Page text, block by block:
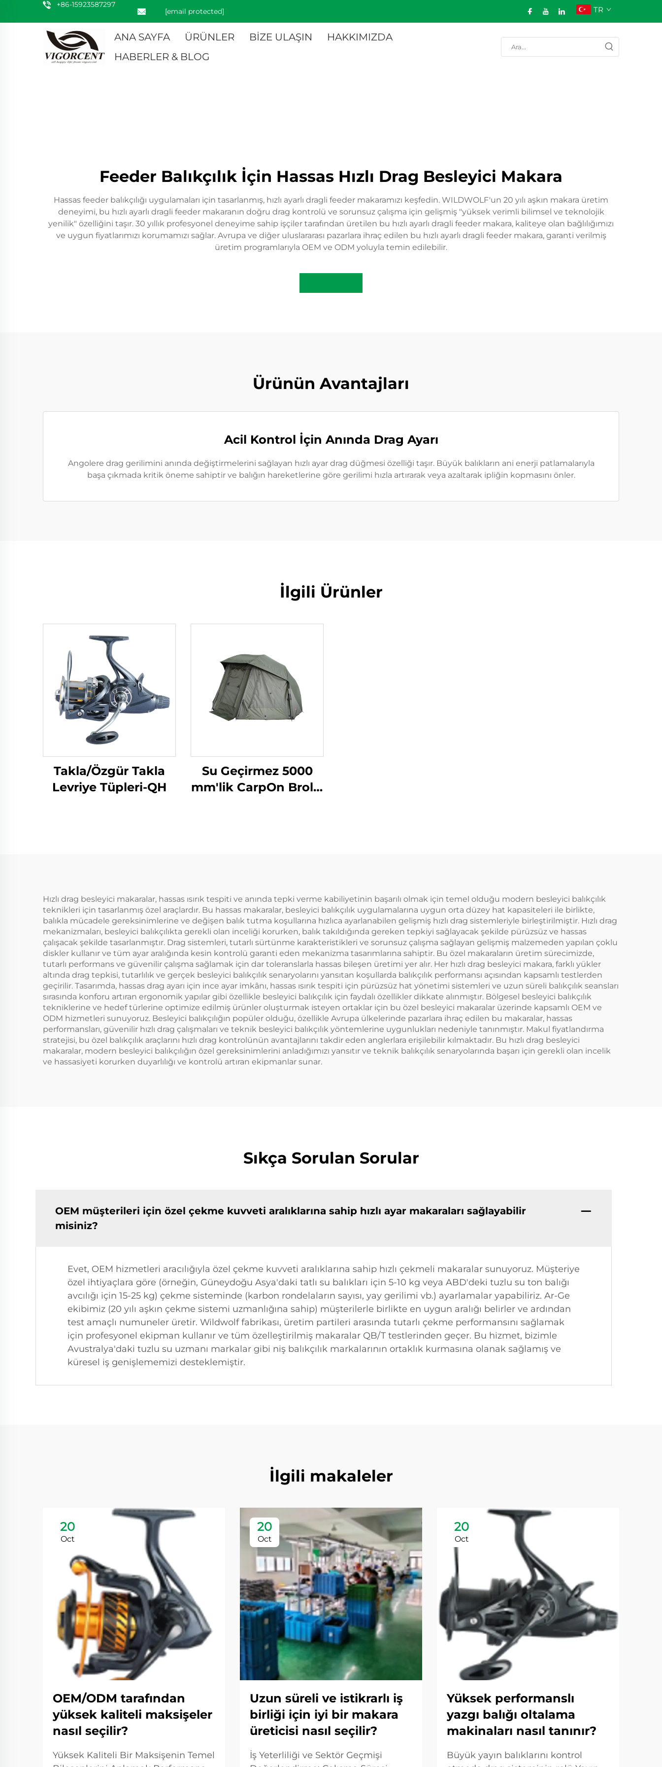
+86-15923587297
[email protected] TR
ANA SAYFA ÜRÜNLER BİZE ULAŞIN
HAKKIMIZDA
HABERLER & BLOG
Feeder Balıkçılık İçin Hassas Hızlı Drag Besleyici Makara
Hassas feeder balıkçılığı uygulamaları için tasarlanmış, hızlı ayarlı dragli feeder makaramızı keşfedin. WILDWOLF'un 20 yılı aşkın makara üretim
deneyimi, bu hızlı ayarlı dragli feeder makaranın doğru drag kontrolü ve sorunsuz çalışma için gelişmiş "yüksek verimli bilimsel ve teknolojik
yenilik" özelliğini taşır. 30 yıllık profesyonel deneyime sahip işçiler tarafından üretilen bu hızlı ayarlı dragli feeder makara, kaliteye olan bağlılığımızı
ve uygun fiyatlarımızı korumamızı sağlar. Avrupa ve diğer uluslararası pazarlara ihraç edilen bu hızlı ayarlı dragli feeder makara, garanti verilmiş
üretim programlarıyla OEM ve ODM yoluyla temin edilebilir.
Ürünün Avantajları
Acil Kontrol İçin Anında Drag Ayarı
Angolere drag gerilimini anında değiştirmelerini sağlayan hızlı ayar drag düğmesi özelliği taşır. Büyük balıkların ani enerji patlamalarıyla
başa çıkmada kritik öneme sahiptir ve balığın hareketlerine göre gerilimi hızla artırarak veya azaltarak ipliğin kopmasını önler.
İlgili Ürünler
Takla/Özgür Takla
Levriye Tüpleri-QH
Su Geçirmez 5000
mm'lik CarpOn Brolly
Hızlı drag besleyici makaralar, hassas ısırık tespiti ve anında tepki verme kabiliyetinin başarılı olmak için temel olduğu modern besleyici balıkçılık
teknikleri için tasarlanmış özel araçlardır. Bu hassas makaralar, besleyici balıkçılık uygulamalarına uygun orta düzey hat kapasiteleri ile birlikte,
balıkla mücadele gereksinimlerine ve değişen balık tutma koşullarına hızlıca ayarlanabilen gelişmiş hızlı drag sistemleriyle birleştirilmiştir. Hızlı drag
mekanizmaları, besleyici balıkçılıkta gerekli olan inceliği korurken, balık takıldığında gereken tepkiyi sağlayacak şekilde pürüzsüz ve hassas
çalışacak şekilde tasarlanmıştır. Drag sistemleri, tutarlı sürtünme karakteristikleri ve sorunsuz çalışma sağlayan gelişmiş malzemeden yapılan çoklu
diskler kullanır ve tüm ayar aralığında kesin kontrolü garanti eden mekanizma tasarımlarına sahiptir. Bu özel makaraların üretim sürecimizde,
tutarlı performans ve güvenilir çalışma sağlamak için dar toleranslarla hassas bileşen üretimi yer alır. Her hızlı drag besleyici makara, farklı yükler
altında drag tepkisi, tutarlılık ve gerçek besleyici balıkçılık senaryolarını yansıtan koşullarda balıkçılık performansı açısından kapsamlı testlerden
geçirilir. Tasarımda, hassas drag ayarı için ince ayar imkânı, hassas ısırık tespiti için pürüzsüz hat yönetimi sistemleri ve uzun süreli balıkçılık seansları
sırasında konforu artıran ergonomik yapılar gibi özellikle besleyici balıkçılık için faydalı özellikler dikkate alınmıştır. Bölgesel besleyici balıkçılık
tekniklerine ve hedef türlerine optimize edilmiş ürünler oluşturmak isteyen ortaklar için bu özel besleyici makaralar üzerinde kapsamlı OEM ve
ODM hizmetleri sunuyoruz. Besleyici balıkçılığın popüler olduğu, özellikle Avrupa ülkelerinde pazarlara ihraç edilen bu makaralar, hassas
performansları, güvenilir hızlı drag çalışmaları ve teknik besleyici balıkçılık yöntemlerine uygunlukları nedeniyle tanınmıştır. Makul fiyatlandırma
stratejisi, bu özel balıkçılık araçlarını hızlı drag kontrolünün avantajlarını takdir eden anglerlara erişilebilir kılmaktadır. Bu hızlı drag besleyici
makaralar, modern besleyici balıkçılığın özel gereksinimlerini anladığımızı yansıtır ve teknik balıkçılık senaryolarında başarı için gerekli olan incelik
ve hassasiyeti korurken duyarlılığı ve kontrolü artıran ekipmanlar sunar.
Sıkça Sorulan Sorular
OEM müşterileri için özel çekme kuvveti aralıklarına sahip hızlı ayar makaraları sağlayabilir
misiniz?
Evet, OEM hizmetleri aracılığıyla özel çekme kuvveti aralıklarına sahip hızlı çekmeli makaralar sunuyoruz. Müşteriye
özel ihtiyaçlara göre (örneğin, Güneydoğu Asya'daki tatlı su balıkları için 5-10 kg veya ABD'deki tuzlu su ton balığı
avcılığı için 15-25 kg) çekme sisteminde (karbon rondelaların sayısı, yay gerilimi vb.) ayarlamalar yapabiliriz. Ar-Ge
ekibimiz (20 yılı aşkın çekme sistemi uzmanlığına sahip) müşterilerle birlikte en uygun aralığı belirler ve ardından
test amaçlı numuneler üretir. Wildwolf fabrikası, üretim partileri arasında tutarlı çekme performansını sağlamak
için profesyonel ekipman kullanır ve tüm özelleştirilmiş makaralar QB/T testlerinden geçer. Bu hizmet, bizimle
Avustralya'daki tuzlu su uzmanı markalar gibi niş balıkçılık markalarının ortaklık kurmasına olanak sağlamış ve
küresel iş genişlememizi desteklemiştir.
İlgili makaleler
20
Oct
OEM/ODM tarafından
yüksek kaliteli maksişeler
nasıl seçilir?
Yüksek Kaliteli Bir Maksişenin Temel
20
Oct
Uzun süreli ve istikrarlı iş
birliği için iyi bir makara
üreticisi nasıl seçilir?
İş Yeterliliği ve Sektör Geçmişi
20
Oct
Yüksek performanslı
yazgı balığı oltalama
makinaları nasıl tanınır?
Büyük yayın balıklarını kontrol